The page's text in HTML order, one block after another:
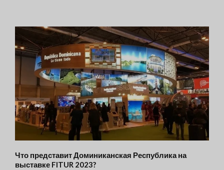
Что представит Доминиканская Республика на
выставке FITUR 2023?